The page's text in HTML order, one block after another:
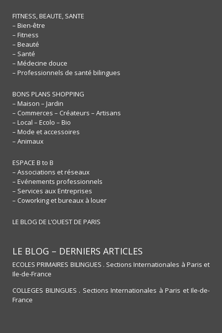
FITNESS, BEAUTE, SANTE
– Bien-être
– Fitness
– Beauté
– Santé
– Médecine douce
– Professionnels de santé bilingues
BONS PLANS SHOPPING
– Maison – Jardin
– Commerces – Créateurs – Artisans
– Local – Ecolo – Bio
– Mode et accessoires
– Animaux
ESPACE B to B
– Associations et réseaux
– Evénements professionnels
– Services aux Entreprises
– Coworking et bureaux à louer
LE BLOG DE L’OUEST DE PARIS
LE BLOG – DERNIERS ARTICLES
ECOLES PRIMAIRES BILINGUES . Sections Internationales à Paris et
Ile-de-France
COLLEGES BILINGUES . Sections Internationales à Paris et Ile-de-
France